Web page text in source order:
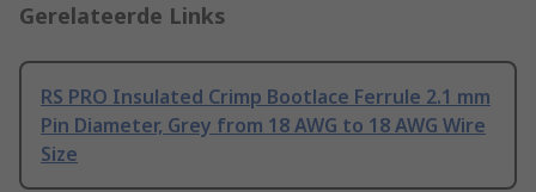
Gerelateerde Links
RS PRO Insulated Crimp Bootlace Ferrule 2.1 mm
Pin Diameter, Grey from 18 AWG to 18 AWG Wire
Size